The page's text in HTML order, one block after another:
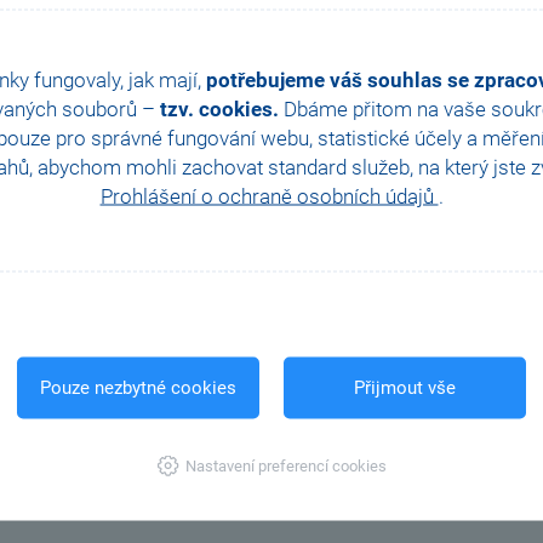
fungovaly, jak mají, potřebujeme váš souhlas se
souborů – tzv. cookies. Dbáme přitom na vaše
pro správné fungování webu, statistické účely a
abychom mohli zachovat standard služeb, na který jste
Prohlášení o ochraně osobních údajů .
Pouze nezbytné cookies Přijmout vše
Nastavení preferencí cookies
mohou stát Partnery pouze v případě, že již mají u Výrobce
ve variantě obsahující účetnictví.
vyplněnímregistračního formuláře. Potvrzení registrace
partner@stormware.cz.
Kam dál?
Vstup pro registrované